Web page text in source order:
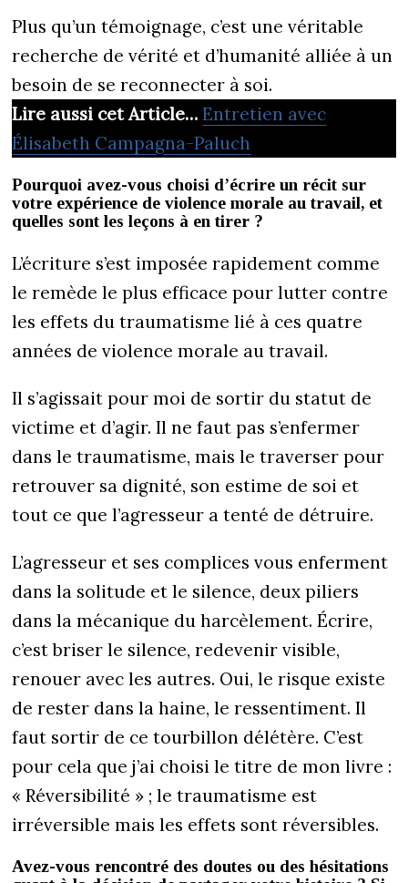
Plus qu’un témoignage, c’est une véritable
recherche de vérité et d’humanité alliée à un
besoin de se reconnecter à soi.
Lire aussi cet Article…Entretien avec
Élisabeth Campagna-Paluch
Pourquoi avez-vous choisi d’écrire un récit sur
votre expérience de violence morale au travail, et
quelles sont les leçons à en tirer ?
L’écriture s’est imposée rapidement comme
le remède le plus efficace pour lutter contre
les effets du traumatisme lié à ces quatre
années de violence morale au travail.
Il s’agissait pour moi de sortir du statut de
victime et d’agir. Il ne faut pas s’enfermer
dans le traumatisme, mais le traverser pour
retrouver sa dignité, son estime de soi et
tout ce que l’agresseur a tenté de détruire.
L’agresseur et ses complices vous enferment
dans la solitude et le silence, deux piliers
dans la mécanique du harcèlement. Écrire,
c’est briser le silence, redevenir visible,
renouer avec les autres. Oui, le risque existe
de rester dans la haine, le ressentiment. Il
faut sortir de ce tourbillon délétère. C’est
pour cela que j’ai choisi le titre de mon livre :
« Réversibilité » ; le traumatisme est
irréversible mais les effets sont réversibles.
Avez-vous rencontré des doutes ou des hésitations